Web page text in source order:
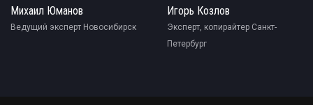
Михаил Юманов
Ведущий эксперт Новосибирск
Игорь Козлов
Эксперт, копирайтер Санкт-
Петербург